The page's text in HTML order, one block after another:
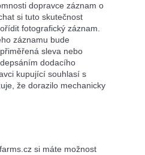
dopravce záznam o
si tuto skutečnost
fotografický záznam.
záznamu bude
sleva nebo
dodacího
kupující souhlasí s
že dorazilo mechanicky
si máte možnost